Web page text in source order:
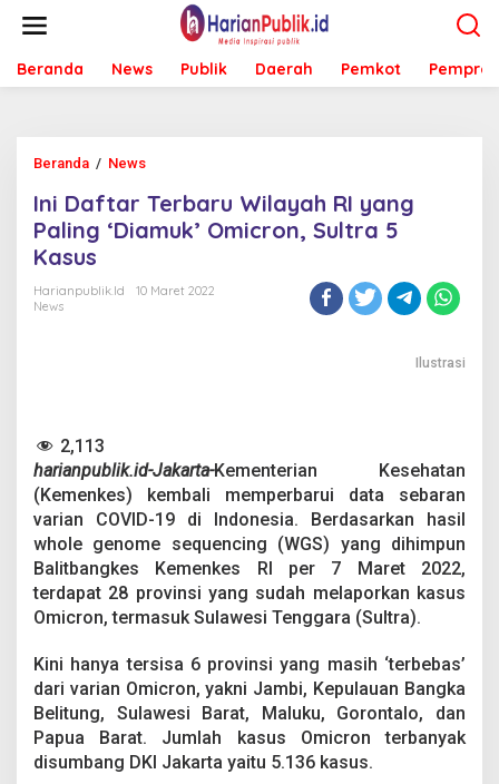
t
Beranda News Publik Daerah Pemkot Pemprov
Beranda / News
i
D
a
t
u
W
i
l
a
h
R
y
a
g
a
Ini Daftar Terbaru Wilayah RI yang
Paling ‘Diamuk’ Omicron, Sultra 5
Kasus
Harianpublik.id
10 Maret 2022
News
Ilustrasi
2,113
harianpublik.id-Jakarta-Kementerian Kesehatan
(Kemenkes) kembali memperbarui data sebaran
varian COVID-19 di Indonesia. Berdasarkan hasil
whole genome sequencing (WGS) yang dihimpun
Balitbangkes Kemenkes RI per 7 Maret 2022,
terdapat 28 provinsi yang sudah melaporkan kasus
Omicron, termasuk Sulawesi Tenggara (Sultra).
Kini hanya tersisa 6 provinsi yang masih ‘terbebas’
dari varian Omicron, yakni Jambi, Kepulauan Bangka
Belitung, Sulawesi Barat, Maluku, Gorontalo, dan
Papua Barat. Jumlah kasus Omicron terbanyak
disumbang DKI Jakarta yaitu 5.136 kasus.